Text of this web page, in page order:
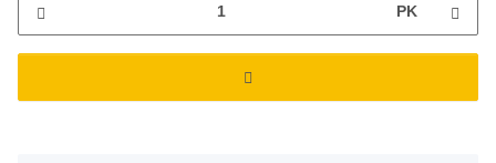
PK